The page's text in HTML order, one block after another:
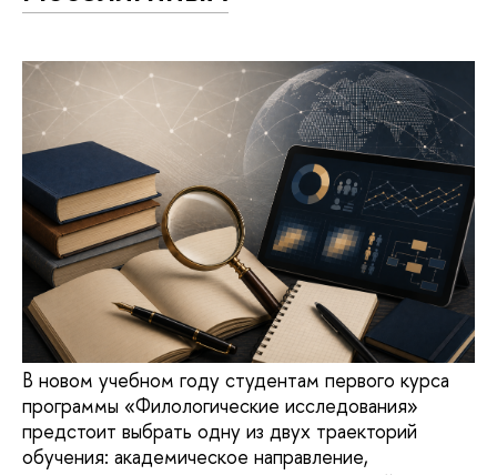
В новом учебном году студентам первого курса
программы «Филологические исследования»
предстоит выбрать одну из двух траекторий
обучения: академическое направление,